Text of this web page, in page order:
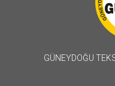
GÜNEYDOĞU